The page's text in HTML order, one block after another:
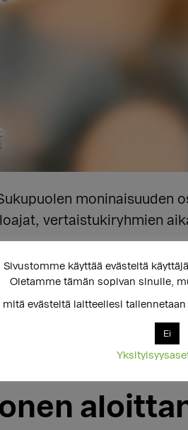
moninaisuuden
vertaistukiryhmien
Sivustomme käyttää evästeitä
Oletamme tämän sopivan sinulle,
mitä evästeitä laitteellesi
Ei